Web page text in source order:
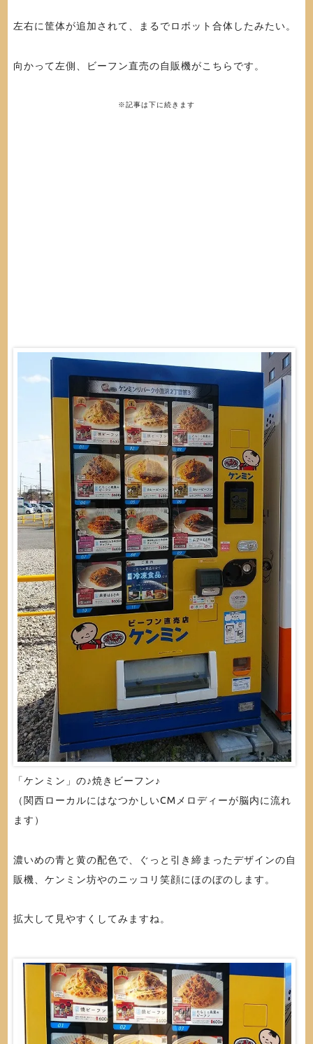
左右に筐体が追加されて、まるでロボット合体したみたい。
向かって左側、ビーフン直売の自販機がこちらです。
※記事は下に続きます
「ケンミン」の♪焼きビーフン♪
（関西ローカルにはなつかしいCMメロディーが脳内に流れ
ます）
濃いめの青と黄の配色で、ぐっと引き締まったデザインの自
販機、ケンミン坊やのニッコリ笑顔にほのぼのします。
拡大して見やすくしてみますね。